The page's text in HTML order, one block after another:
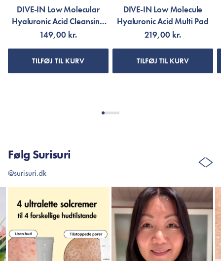
DIVE-IN Low Molecular
Hyaluronic Acid Cleansing
Foam
149,00 kr.
TILFØJ TIL KURV
DIVE-IN Low Molecule
Hyaluronic Acid Multi Pad
219,00 kr.
TILFØJ TIL KURV
Følg Surisuri
@surisuri.dk